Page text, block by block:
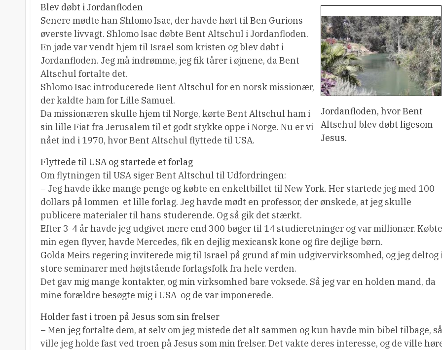
Jordanfloden, hvor Bent
Altschul blev døbt ligesom
Jesus.
Blev døbt i Jordanfloden
Senere mødte han Shlomo Isac, der havde hørt til Ben Gurions
øverste livvagt. Shlomo Isac døbte Bent Altschul i Jordanfloden.
En jøde var vendt hjem til Israel som kristen og blev døbt i
Jordanfloden. Jeg må indrømme, jeg fik tårer i øjnene, da Bent
Altschul fortalte det.
Shlomo Isac introducerede Bent Altschul for en norsk missionær,
der kaldte ham for Lille Samuel.
Da missionæren skulle hjem til Norge, kørte Bent Altschul ham i
sin lille Fiat fra Jerusalem til et godt stykke oppe i Norge. Nu er vi
nået ind i 1970, hvor Bent Altschul flyttede til USA.
Flyttede til USA og startede et forlag
Om flytningen til USA siger Bent Altschul til Udfordringen:
– Jeg havde ikke mange penge og købte en enkeltbillet til New York. Her startede jeg med 100
dollars på lommen  et lille forlag. Jeg havde mødt en professor, der ønskede, at jeg skulle
publicere materialer til hans studerende. Og så gik det stærkt.
Efter 3-4 år havde jeg udgivet mere end 300 bøger til 14 studieretninger og var millionær. Købte
min egen flyver, havde Mercedes, fik en dejlig mexicansk kone og fire dejlige børn.
Golda Meirs regering inviterede mig til Israel på grund af min udgivervirksomhed, og jeg deltog
store seminarer med højtstående forlagsfolk fra hele verden.
Det gav mig mange kontakter, og min virksomhed bare voksede. Så jeg var en holden mand, da
mine forældre besøgte mig i USA  og de var imponerede.
Holder fast i troen på Jesus som sin frelser
– Men jeg fortalte dem, at selv om jeg mistede det alt sammen og kun havde min bibel tilbage, så
ville jeg holde fast ved troen på Jesus som min frelser. Det vakte deres interesse, og de ville